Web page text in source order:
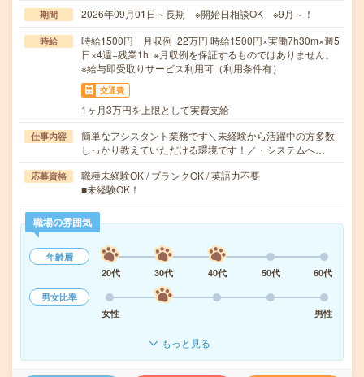
期間 2026年09月01日～長期 ※開始日相談OK ※9月～！
時給
時給1500円 月収例 22万円 時給1500円×実働7h30m×週5
日×4週+残業1h ※月収例を保証するものではありません。
※給与即受取りサービス利用可（利用条件有）
交通費
1ヶ月3万円を上限として実費支給
仕事内容
簡単なアシスタント業務です＼未経験から活躍中の方多数
しっかり教えていただける環境です！／・システムへ…
応募資格
職種未経験OK / ブランクOK / 英語力不要
■未経験OK！
職場の雰囲気
年齢層
20代
30代 40代 50代
60代
男女比率
女性
男性
もっと見る